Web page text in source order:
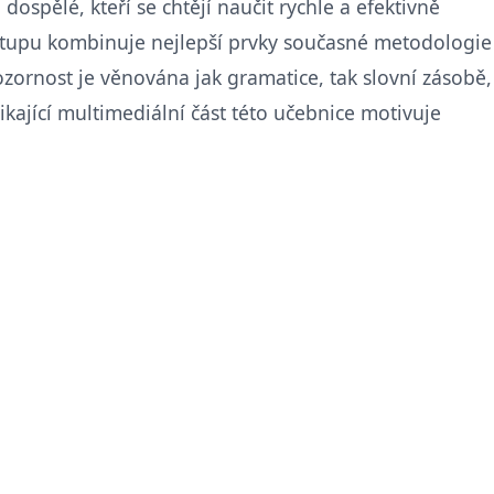
kteří se chtějí naučit rychle a efektivně
kombinuje nejlepší prvky současné metodologie
je věnována jak gramatice, tak slovní zásobě,
multimediální část této učebnice motivuje